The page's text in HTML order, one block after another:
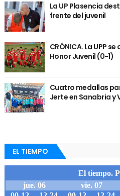
La UP Plasencia
frente del juvenil
CRÓNICA. La UPP
Honor Juvenil (0-1)
Cuatro medallas
Jerte en Sanabria y
EL TIEMPO